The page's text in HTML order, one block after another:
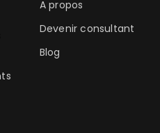
A propos
Devenir consultant
Blog